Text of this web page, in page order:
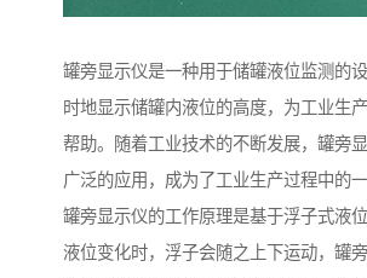
罐旁显示仪是一种用于储罐液位监测的
时地显示储罐内液位的高度，为工业生
帮助。随着工业技术的不断发展，罐旁
广泛的应用，成为了工业生产过程中的一
罐旁显示仪的工作原理是基于浮子式液
液位变化时，浮子会随之上下运动，罐